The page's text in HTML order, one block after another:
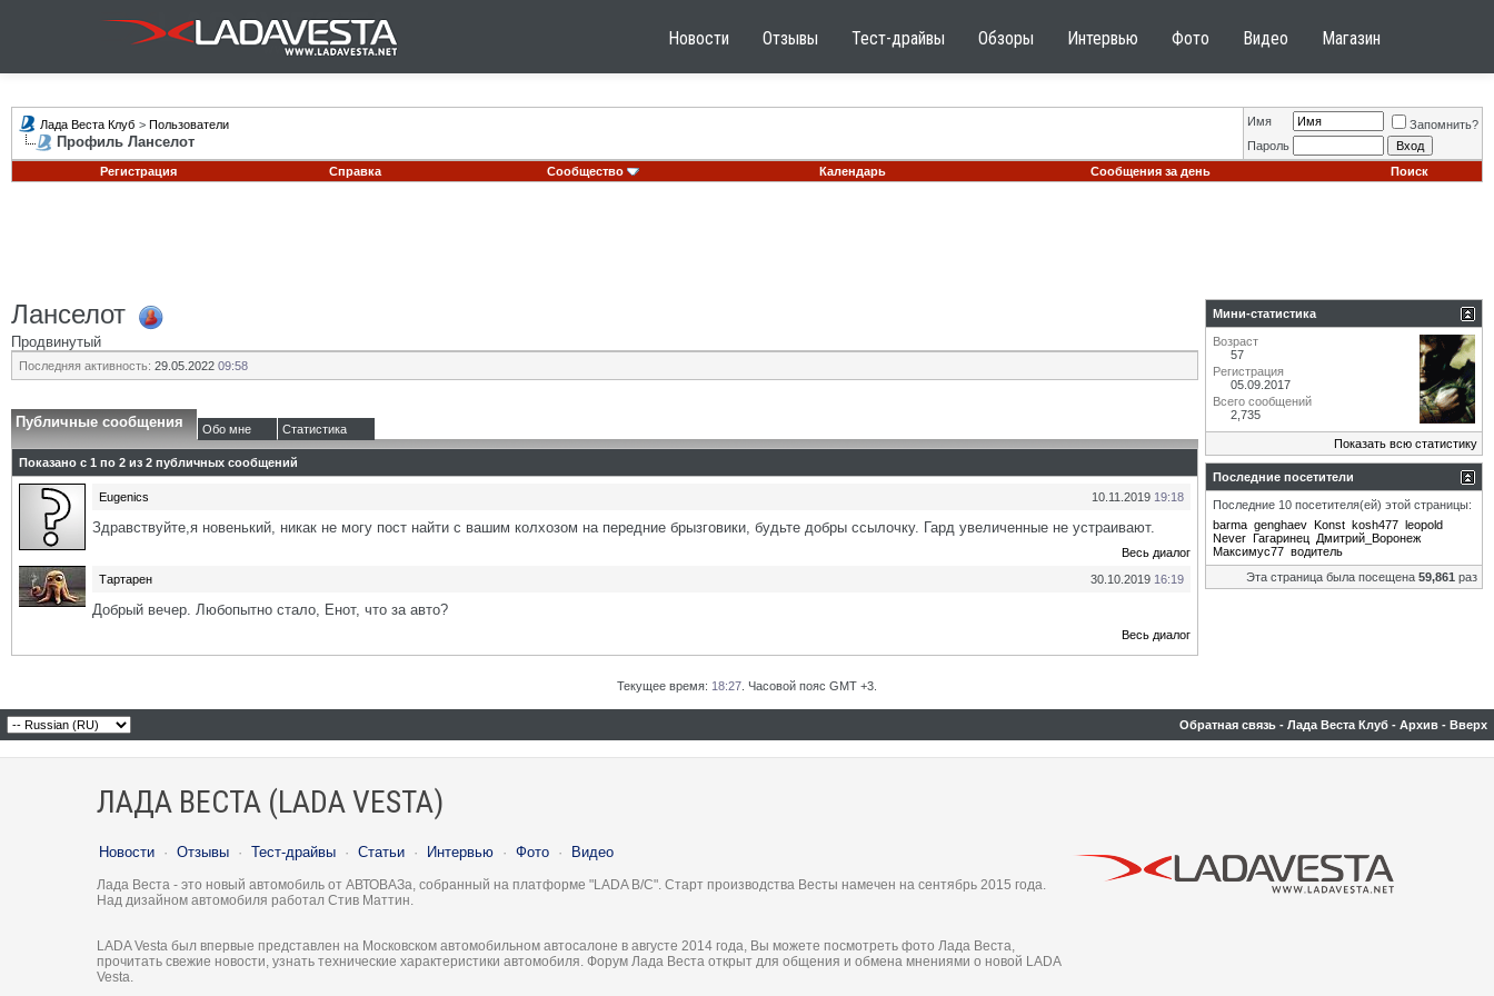
Новости Отзывы Тест-драйвы Обзоры Интервью Фото Видео Магазин
Лада Веста Клуб > Пользователи
Профиль Ланселот
Имя
Запомнить?
Пароль
Регистрация
Справка Сообщество Календарь Сообщения за день Поиск
Ланселот
Продвинутый
Последняя активность: 29.05.2022 09:58
Публичные сообщения Обо мне Статистика
Показано с 1 по 2 из 2 публичных сообщений
10.11.2019 19:18
Eugenics
Здравствуйте,я новенький, никак не могу пост найти с вашим колхозом на передние брызговики, будьте добры ссылочку. Гард увеличенные не устраивают.
Весь диалог
30.10.2019 16:19
Тартарен
Добрый вечер. Любопытно стало, Енот, что за авто?
Весь диалог
Мини-статистика
Возраст
57
Регистрация
05.09.2017
Всего сообщений
2,735
Показать всю статистику
Последние посетители
Последние 10 посетителя(ей) этой страницы:
barma genghaev Konst kosh477 leopold
Never Гагаринец Дмитрий_Воронеж
Максимус77 водитель
Эта страница была посещена 59,861 раз
Текущее время: 18:27 . Часовой пояс GMT +3.
Обратная связь - Лада Веста Клуб - Архив - Вверх
ЛАДА ВЕСТА (LADA VESTA)
Новости · Отзывы · Тест-драйвы · Статьи · Интервью · Фото · Видео
Лада Веста - это новый автомобиль от АВТОВАЗа, собранный на платформе "LADA B/C". Старт производства Весты намечен на сентябрь 2015 года.
Над дизайном автомобиля работал Стив Маттин.
LADA Vesta был впервые представлен на Московском автомобильном автосалоне в августе 2014 года, Вы можете посмотреть фото Лада Веста,
прочитать свежие новости, узнать технические характеристики автомобиля. Форум Лада Веста открыт для общения и обмена мнениями о новой LADA
Vesta.